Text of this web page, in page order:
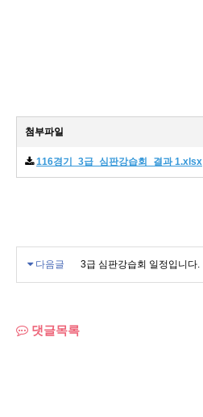
첨부파일
116경기_3급_심판강습회_결과 1.xlsx
다음글 3급 심판강습회 일정입니다.
댓글목록